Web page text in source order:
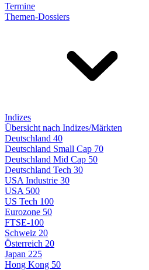
Termine
Themen-Dossiers
Indizes
Übersicht nach Indizes/Märkten
Deutschland 40
Deutschland Small Cap 70
Deutschland Mid Cap 50
Deutschland Tech 30
USA Industrie 30
USA 500
US Tech 100
Eurozone 50
FTSE-100
Schweiz 20
Österreich 20
Japan 225
Hong Kong 50